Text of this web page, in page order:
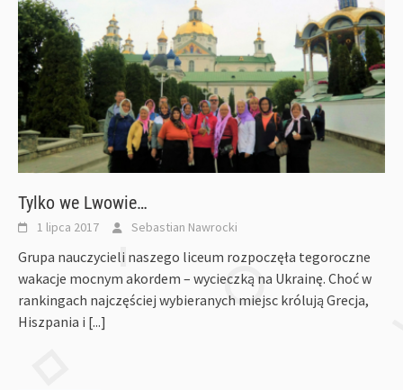
Tylko we Lwowie…
1 lipca 2017 Sebastian Nawrocki
Grupa nauczycieli naszego liceum rozpoczęła tegoroczne
wakacje mocnym akordem – wycieczką na Ukrainę. Choć w
rankingach najczęściej wybieranych miejsc królują Grecja,
Hiszpania i [...]